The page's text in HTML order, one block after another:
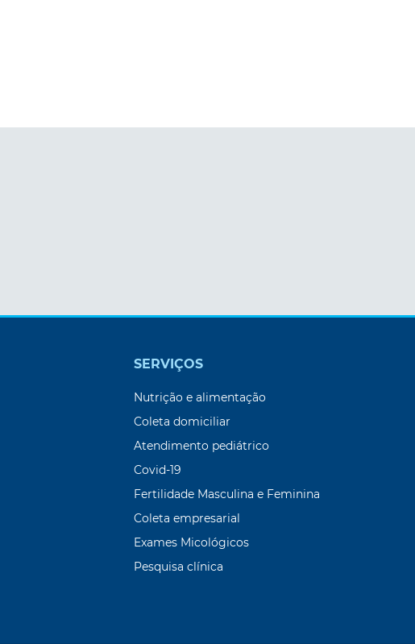
SERVIÇOS
Nutrição e alimentação
Coleta domiciliar
Atendimento pediátrico
Covid-19
Fertilidade Masculina e Feminina
Coleta empresarial
Exames Micológicos
Pesquisa clínica